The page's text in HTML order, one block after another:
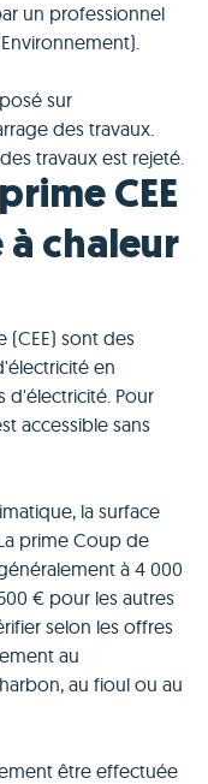
un professionnel
sur
des travaux.
travaux est rejeté.
CEE
chaleur
(CEE) sont des
en
d'électricité. Pour
accessible sans
la surface
prime Coup de
à 4 000
€ pour les autres
selon les offres
au
au fioul ou au
être effectuée